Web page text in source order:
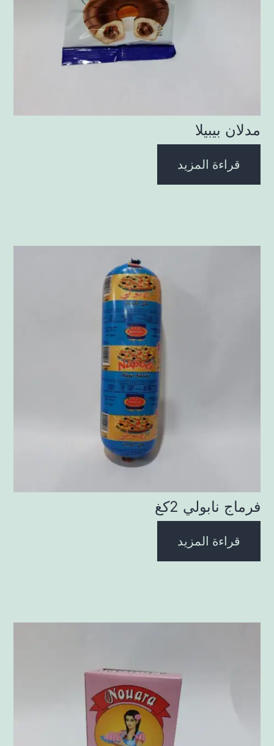
مدلان بيبيلا
قراءة المزيد
فرماج نابولي 2كغ
قراءة المزيد